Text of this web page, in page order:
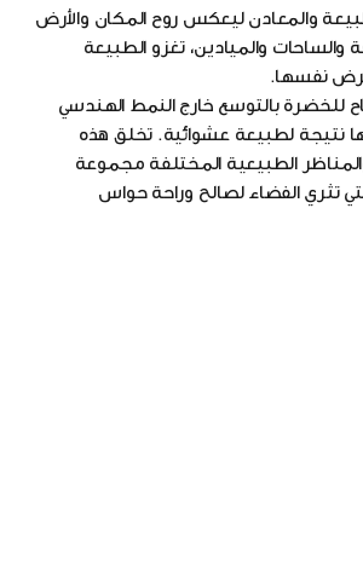
والمعادن ليعكس روح المكان والأرض
والساحات والميادين، تغزو الطبيعة
نفسها.
للخضرة بالتوسع خارج النمط الهندسي
نتيجة لطبيعة عشوائية. تخلق هذه
الطبيعية المختلفة مجموعة
تثري الفضاء لصالح وراحة حواس